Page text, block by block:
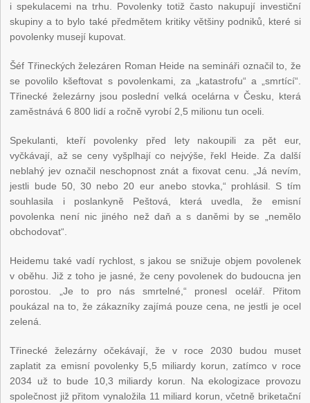
i spekulacemi na trhu. Povolenky totiž často nakupují investiční
skupiny a to bylo také předmětem kritiky většiny podniků, které si
povolenky musejí kupovat.
Šéf Třineckých železáren Roman Heide na semináři označil to, že
se povolilo kšeftovat s povolenkami, za „katastrofu“ a „smrtící“.
Třinecké železárny jsou poslední velká ocelárna v Česku, která
zaměstnává 6 800 lidí a ročně vyrobí 2,5 milionu tun oceli.
Spekulanti, kteří povolenky před lety nakoupili za pět eur,
vyčkávají, až se ceny vyšplhají co nejvýše, řekl Heide. Za další
neblahý jev označil neschopnost znát a fixovat cenu. „Já nevím,
jestli bude 50, 30 nebo 20 eur anebo stovka,“ prohlásil. S tím
souhlasila i poslankyně Peštová, která uvedla, že emisní
povolenka není nic jiného než daň a s daněmi by se „nemělo
obchodovat“.
Heidemu také vadí rychlost, s jakou se snižuje objem povolenek
v oběhu. Již z toho je jasné, že ceny povolenek do budoucna jen
porostou. „Je to pro nás smrtelné,“ pronesl ocelář. Přitom
poukázal na to, že zákazníky zajímá pouze cena, ne jestli je ocel
zelená.
Třinecké železárny očekávají, že v roce 2030 budou muset
zaplatit za emisní povolenky 5,5 miliardy korun, zatímco v roce
2034 už to bude 10,3 miliardy korun. Na ekologizace provozu
společnost již přitom vynaložila 11 miliard korun, včetně briketační